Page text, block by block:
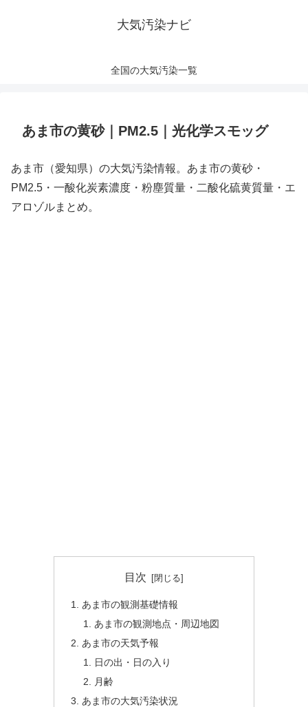
大気汚染ナビ
全国の大気汚染一覧
あま市の黄砂｜PM2.5｜光化学スモッグ
あま市（愛知県）の大気汚染情報。あま市の黄砂・
PM2.5・一酸化炭素濃度・粉塵質量・二酸化硫黄質量・エ
アロゾルまとめ。
目次
あま市の観測基礎情報
あま市の観測地点・周辺地図
あま市の天気予報
日の出・日の入り
月齢
あま市の大気汚染状況